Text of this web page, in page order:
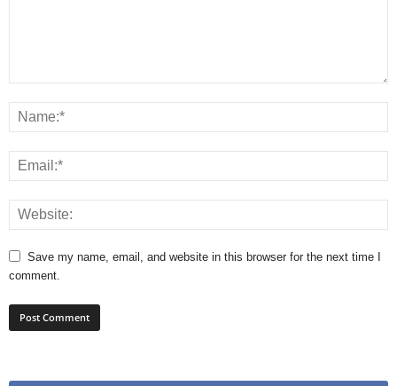
Save my name, email, and website in this browser for the next time I
comment.